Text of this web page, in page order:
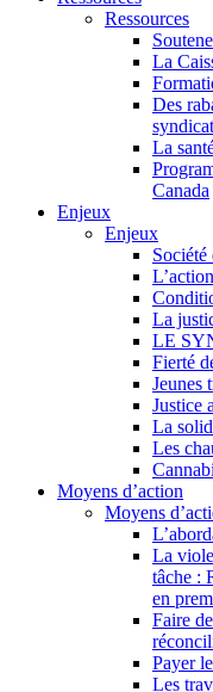
Ressources
La
Des
La
Canada
Enjeux
Enjeux
La
LE
Fierté
Jeunes
Justice
La
Les
Moyens d’action
Moyens
La
tâche :
en
Faire
Payer
Les